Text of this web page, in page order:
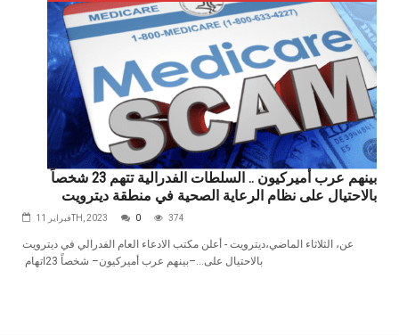
بينهم عرب أميركيون .. السلطات الفدرالية تتهم 23 شخصاً
بالاحتيال على نظام الرعاية الصحية في منطقة ديترويت
فبراير 11TH, 2023 0 374
ديترويت - أعلن‭ ‬مكتب‭ ‬الادعاء‭ ‬العام‭ ‬الفدرالي‭ ‬في‭ ‬ديترويت،‭ ‬الثلاثاء‭ ‬الماضي،‭ ‬عن‭